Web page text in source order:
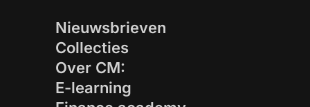
Nieuwsbrieven
Collecties
Over CM:
E-learning